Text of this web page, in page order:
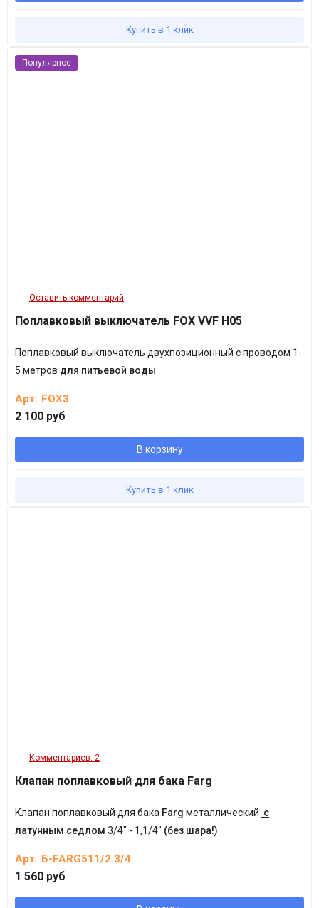
Купить в 1 клик
Популярное
Оставить комментарий
Поплавковый выключатель FOX VVF H05
Поплавковый выключатель двухпозиционный с проводом 1-
5 метров для питьевой воды
Арт: FOX3
2 100 руб
В корзину
Купить в 1 клик
Комментариев: 2
Клапан поплавковый для бака Farg
Клапан поплавковый для бака Farg металлический с
латунным седлом 3/4" - 1,1/4" (без шара!)
Арт: Б-FARG511/2.3/4
1 560 руб